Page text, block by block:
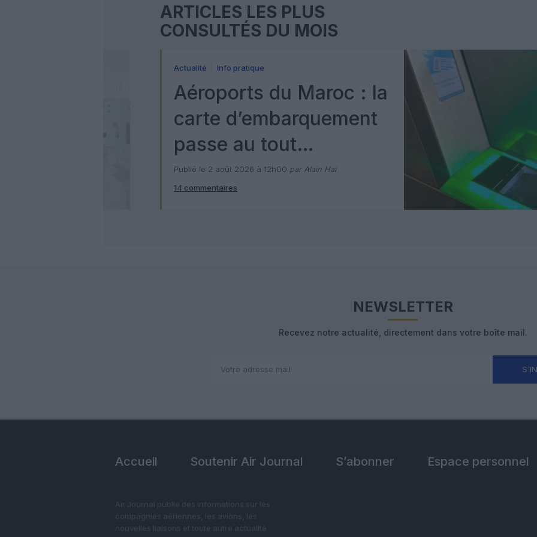
ARTICLES LES PLUS
CONSULTÉS DU MOIS
Actualité Info pratique
Aéroports du Maroc : la
carte d’embarquement
passe au tout
numérique avec Pax
Check
Publié le 2 août 2026 à 12h00 par Alain Hai
14 commentaires
NEWSLETTER
Recevez notre actualité, directement dans votre boîte mail.
Accueil Soutenir Air Journal S’abonner Espace personnel